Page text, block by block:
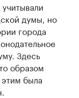
думы, но
города
Здесь
образом
была